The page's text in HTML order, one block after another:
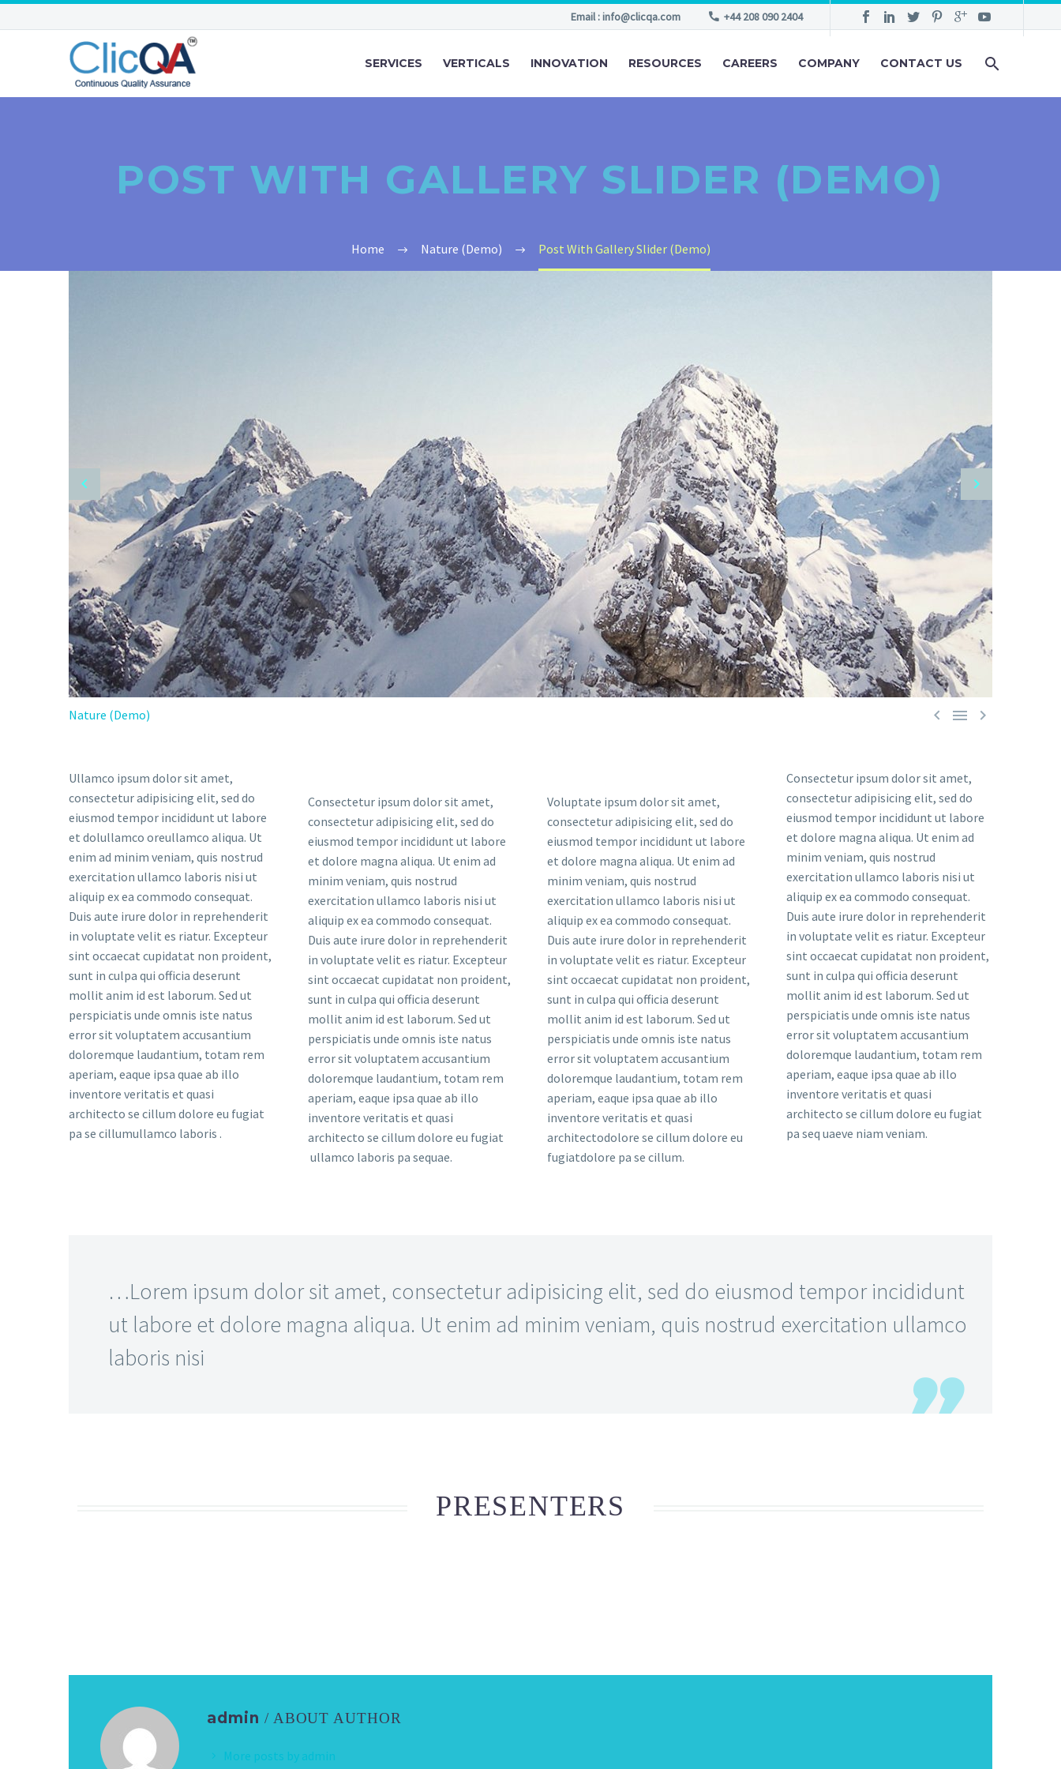
Email : info@clicqa.com +44 208 090 2404
SERVICES VERTICALS INNOVATION RESOURCES CAREERS COMPANY CONTACT US
POST WITH GALLERY SLIDER (DEMO)
Home Nature (Demo) Post With Gallery Slider (Demo)
  
Nature (Demo)
Ullamco ipsum dolor sit amet,
consectetur adipisicing elit, sed do
eiusmod tempor incididunt ut labore
et dolullamco oreullamco aliqua. Ut
enim ad minim veniam, quis nostrud
exercitation ullamco laboris nisi ut
aliquip ex ea commodo consequat.
Duis aute irure dolor in reprehenderit
in voluptate velit es riatur. Excepteur
sint occaecat cupidatat non proident,
sunt in culpa qui officia deserunt
mollit anim id est laborum. Sed ut
perspiciatis unde omnis iste natus
error sit voluptatem accusantium
doloremque laudantium, totam rem
aperiam, eaque ipsa quae ab illo
inventore veritatis et quasi
architecto se cillum dolore eu fugiat
pa se cillumullamco laboris .
Consectetur ipsum dolor sit amet,
consectetur adipisicing elit, sed do
eiusmod tempor incididunt ut labore
et dolore magna aliqua. Ut enim ad
minim veniam, quis nostrud
exercitation ullamco laboris nisi ut
aliquip ex ea commodo consequat.
Duis aute irure dolor in reprehenderit
in voluptate velit es riatur. Excepteur
sint occaecat cupidatat non proident,
sunt in culpa qui officia deserunt
mollit anim id est laborum. Sed ut
perspiciatis unde omnis iste natus
error sit voluptatem accusantium
doloremque laudantium, totam rem
aperiam, eaque ipsa quae ab illo
inventore veritatis et quasi
architecto se cillum dolore eu fugiat
ullamco laboris pa sequae.
Voluptate ipsum dolor sit amet,
consectetur adipisicing elit, sed do
eiusmod tempor incididunt ut labore
et dolore magna aliqua. Ut enim ad
minim veniam, quis nostrud
exercitation ullamco laboris nisi ut
aliquip ex ea commodo consequat.
Duis aute irure dolor in reprehenderit
in voluptate velit es riatur. Excepteur
sint occaecat cupidatat non proident,
sunt in culpa qui officia deserunt
mollit anim id est laborum. Sed ut
perspiciatis unde omnis iste natus
error sit voluptatem accusantium
doloremque laudantium, totam rem
aperiam, eaque ipsa quae ab illo
inventore veritatis et quasi
architectodolore se cillum dolore eu
fugiatdolore pa se cillum.
Consectetur ipsum dolor sit amet,
consectetur adipisicing elit, sed do
eiusmod tempor incididunt ut labore
et dolore magna aliqua. Ut enim ad
minim veniam, quis nostrud
exercitation ullamco laboris nisi ut
aliquip ex ea commodo consequat.
Duis aute irure dolor in reprehenderit
in voluptate velit es riatur. Excepteur
sint occaecat cupidatat non proident,
sunt in culpa qui officia deserunt
mollit anim id est laborum. Sed ut
perspiciatis unde omnis iste natus
error sit voluptatem accusantium
doloremque laudantium, totam rem
aperiam, eaque ipsa quae ab illo
inventore veritatis et quasi
architecto se cillum dolore eu fugiat
pa seq uaeve niam veniam.
…Lorem ipsum dolor sit amet, consectetur adipisicing elit, sed do eiusmod tempor incididunt
ut labore et dolore magna aliqua. Ut enim ad minim veniam, quis nostrud exercitation ullamco
laboris nisi
PRESENTERS
admin / ABOUT AUTHOR
More posts by admin